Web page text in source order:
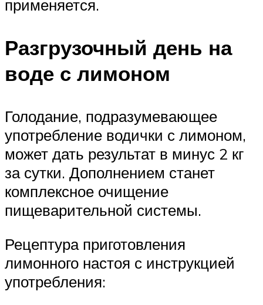
применяется.
Разгрузочный день на
воде с лимоном
Голодание, подразумевающее
употребление водички с лимоном,
может дать результат в минус 2 кг
за сутки. Дополнением станет
комплексное очищение
пищеварительной системы.
Рецептура приготовления
лимонного настоя с инструкцией
употребления: